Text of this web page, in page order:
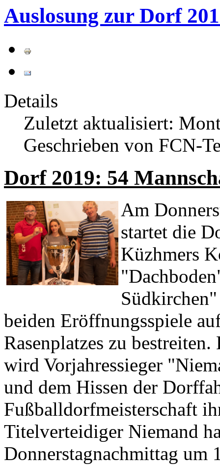
Auslosung zur Dorf
Details
Zuletzt aktualisiert:
Geschrieben von FCN-
Dorf 2019: 54
Am
startet die
Küzhmers
beiden Eröffnungsspiele
Rasenplatzes zu
wird Vorjahressieger
und dem Hissen der
Fußballdorfmeisterschaft
Titelverteidiger Niemand
Donnerstagnachmittag um